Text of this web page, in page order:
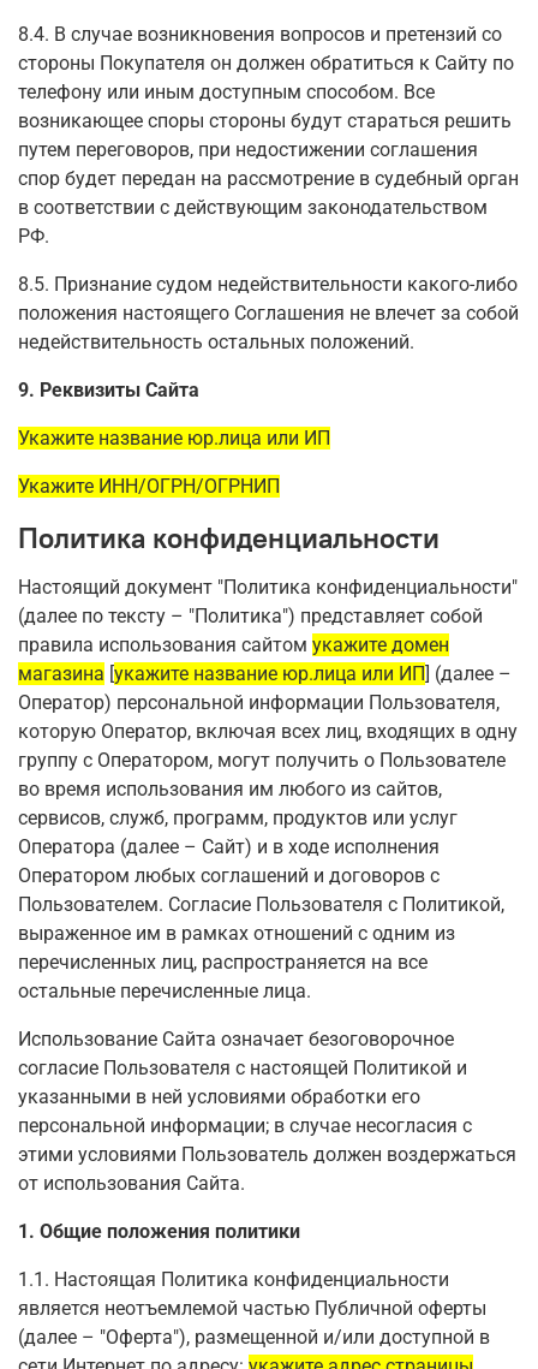
8.4. В случае возникновения вопросов и претензий со
стороны Покупателя он должен обратиться к Сайту по
телефону или иным доступным способом. Все
возникающее споры стороны будут стараться решить
путем переговоров, при недостижении соглашения
спор будет передан на рассмотрение в судебный орган
в соответствии с действующим законодательством
РФ.
8.5. Признание судом недействительности какого-либо
положения настоящего Соглашения не влечет за собой
недействительность остальных положений.
9. Реквизиты Сайта
Укажите название юр.лица или ИП
Укажите ИНН/ОГРН/ОГРНИП
Политика конфиденциальности
Настоящий документ "Политика конфиденциальности"
(далее по тексту – "Политика") представляет собой
правила использования сайтом укажите домен
магазина [укажите название юр.лица или ИП] (далее –
Оператор) персональной информации Пользователя,
которую Оператор, включая всех лиц, входящих в одну
группу с Оператором, могут получить о Пользователе
во время использования им любого из сайтов,
сервисов, служб, программ, продуктов или услуг
Оператора (далее – Сайт) и в ходе исполнения
Оператором любых соглашений и договоров с
Пользователем. Согласие Пользователя с Политикой,
выраженное им в рамках отношений с одним из
перечисленных лиц, распространяется на все
остальные перечисленные лица.
Использование Сайта означает безоговорочное
согласие Пользователя с настоящей Политикой и
указанными в ней условиями обработки его
персональной информации; в случае несогласия с
этими условиями Пользователь должен воздержаться
от использования Сайта.
1. Общие положения политики
1.1. Настоящая Политика конфиденциальности
является неотъемлемой частью Публичной оферты
(далее – "Оферта"), размещенной и/или доступной в